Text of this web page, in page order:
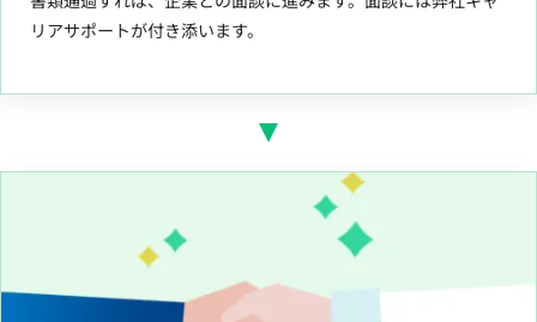
リアサポートが付き添います。